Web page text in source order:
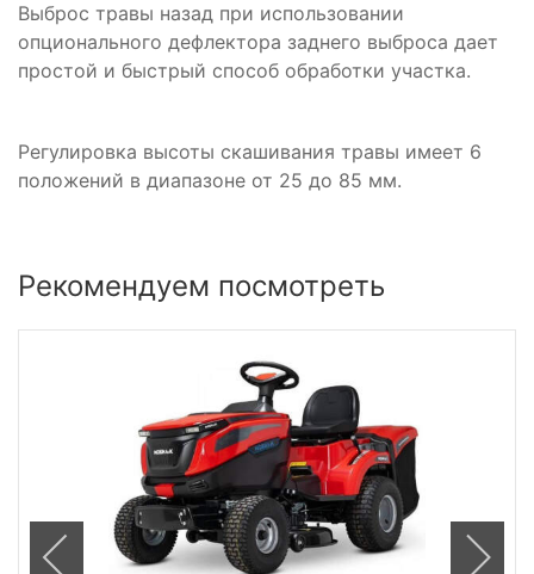
Выброс травы назад при использовании
опционального дефлектора заднего выброса дает
простой и быстрый способ обработки участка.
Регулировка высоты скашивания травы имеет 6
положений в диапазоне от 25 до 85 мм.
Рекомендуем посмотреть